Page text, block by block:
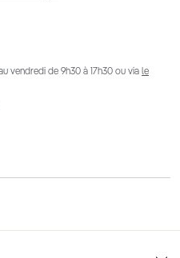
vendredi de 9h30 à 17h30 ou via le